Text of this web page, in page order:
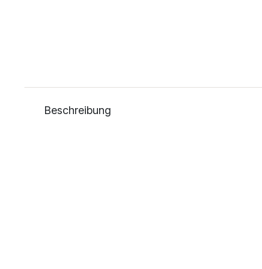
Beschreibung